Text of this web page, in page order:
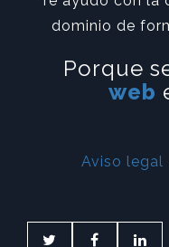
dominio de
Porque
web
Aviso legal